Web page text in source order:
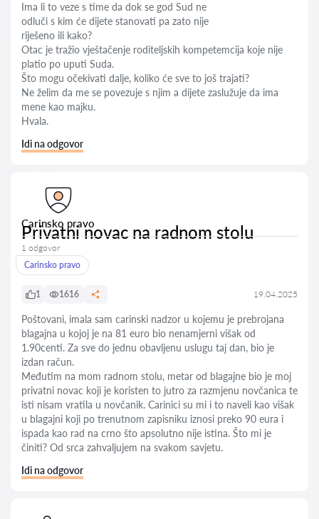
Ima li to veze s time da dok se god Sud ne
odluči s kim će dijete stanovati pa zato nije
riješeno ili kako?
Otac je tražio vještačenje roditeljskih kompetemcija koje nije
platio po uputi Suda.
Što mogu očekivati dalje, koliko će sve to još trajati?
Ne želim da me se povezuje s njim a dijete zaslužuje da ima
mene kao majku.
Hvala.
Idi na odgovor
Carinsko pravo
Privatni novac na radnom stolu
1 odgovor
Carinsko pravo
1 1616 19.04.2025
Poštovani, imala sam carinski nadzor u kojemu je prebrojana
blagajna u kojoj je na 81 euro bio nenamjerni višak od
1.90centi. Za sve do jednu obavljenu uslugu taj dan, bio je
izdan račun.
Međutim na mom radnom stolu, metar od blagajne bio je moj
privatni novac koji je koristen to jutro za razmjenu novčanica te
isti nisam vratila u novčanik. Carinici su mi i to naveli kao višak
u blagajni koji po trenutnom zapisniku iznosi preko 90 eura i
ispada kao rad na crno što apsolutno nije istina. Što mi je
činiti? Od srca zahvaljujem na svakom savjetu.
Idi na odgovor